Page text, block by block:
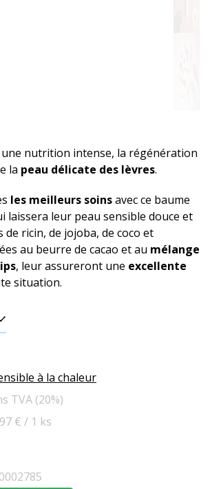
nutrition intense, la régénération
la peau délicate des lèvres.
les meilleurs soinsavec ce baume
laissera leur peau sensible douce et
de ricin, de jojoba, de coco et
au beurre de cacao et au mélange
, leur assureront une excellente
situation.
à la chaleur
TVA (20%)
€ / 1 ks